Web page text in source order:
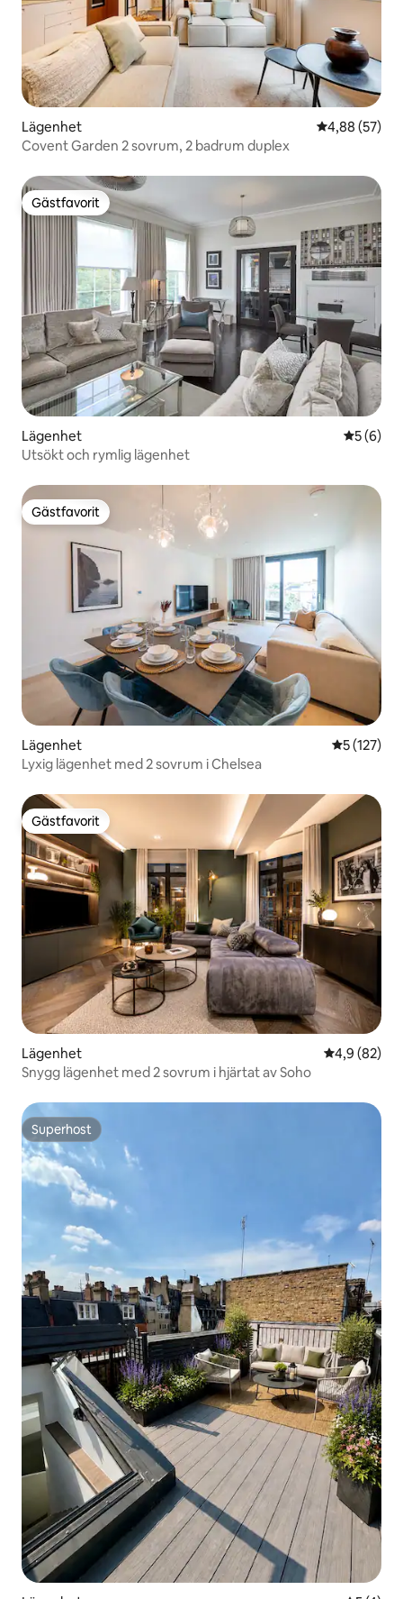
Lägenhet 4,88 av 5 i
4,88 (57)
Covent Garden 2 sovrum, 2 badrum duplex
Gästfavorit
Gästfavorit
Lägenhet 5 av 5 i
5 (6)
Utsökt och rymlig lägenhet
Gästfavorit
Gästfavorit
Lägenhet 5 av 5 i
5 (127)
Lyxig lägenhet med 2 sovrum i Chelsea
Gästfavorit
Gästfavorit
Lägenhet 4,9 av 5 i
4,9 (82)
Snygg lägenhet med 2 sovrum i hjärtat av Soho
Superhost
Superhost